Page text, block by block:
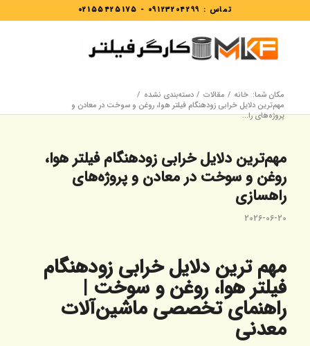
تماس : 09123204299
-
02155425175
مکان شما: خانه / مقالات / دسته‌بندی نشده /
مهم‌ترین دلایل خرابی زودهنگام فیلتر هوا، روغن و سوخت در معادن و
پروژه‌های را...
مهم‌ترین دلایل خرابی زودهنگام فیلتر هوا،
روغن و سوخت در معادن و پروژه‌های
راهسازی
2026-06-20
مهم ترین دلایل خرابی زودهنگام
فیلتر هوا، روغن و سوخت |
راهنمای تخصصی ماشین‌آلات
معدنی